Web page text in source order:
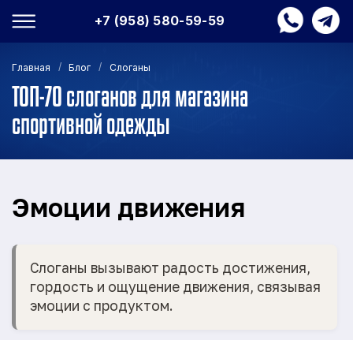
+7 (958) 580-59-59
Главная / Блог / Слоганы
ТОП-70 слоганов для магазина
спортивной одежды
Эмоции движения
Слоганы вызывают радость достижения,
гордость и ощущение движения, связывая
эмоции с продуктом.